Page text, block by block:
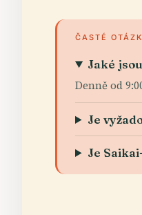
ČASTÉ
Jaké
Denně od
Je
Je